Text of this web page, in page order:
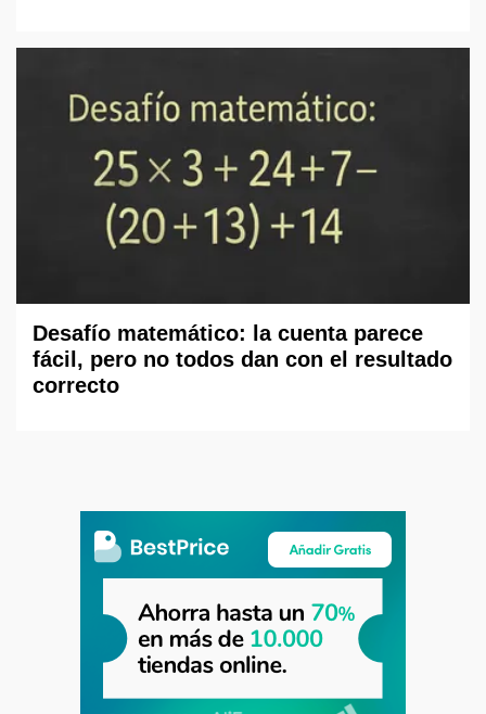
Desafío matemático: la cuenta parece
fácil, pero no todos dan con el resultado
correcto